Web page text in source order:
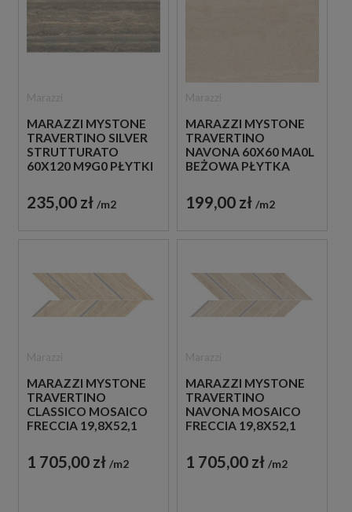
MARAZZI MYSTONE
TRAVERTINO SILVER
STRUTTURATO
60X120 M9G0 PŁYTKI
235,00 zł m2
MARAZZI MYSTONE
TRAVERTINO
NAVONA 60X60 MA0L
BEŻOWA PŁYTKA
199,00 zł m2
MARAZZI MYSTONE
TRAVERTINO
CLASSICO MOSAICO
FRECCIA 19,8X52,1
TRAWERTYNOWA
1 705,00 zł m2
MARAZZI MYSTONE
TRAVERTINO
NAVONA MOSAICO
FRECCIA 19,8X52,1
TRAWERTYNOWA
1 705,00 zł m2